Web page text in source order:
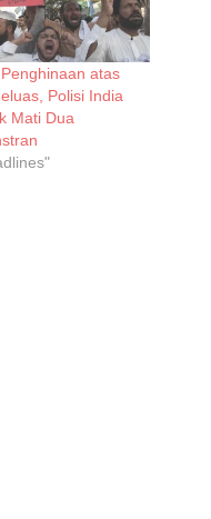
atas
Polisi India
Mati Dua